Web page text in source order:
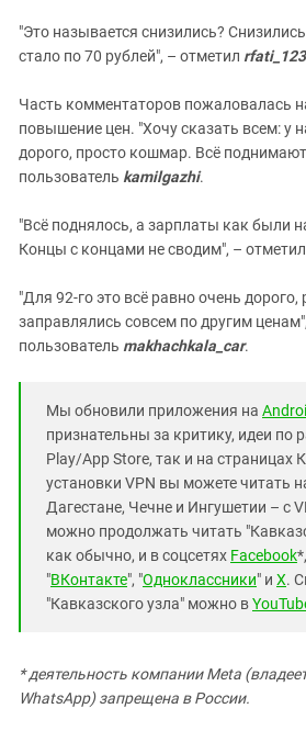
"Это называется снизились?
стало по 70 рублей", – отметил rfati_123
Часть комментаторов пожаловалась
повышение цен. "Хочу сказать всем: у
дорого, просто кошмар. Всё
пользователь kamilgazhi.
"Всё поднялось, а зарплаты как были
Концы с концами не сводим", – отметил
"Для 92-го это всё равно очень
заправлялись совсем по другим
пользователь makhachkala_car.
Мы обновили приложения на
признательны за критику, идеи по
Play/App Store, так и на страницах
установки VPN вы можете читать
Дагестане, Чечне и Ингушетии – с
можно продолжать читать
как обычно, и в соцсетях Facebook*,
"ВКонтакте", "Одноклассники" и X.
"Кавказского узла" можно в
* деятельность компании Meta
WhatsApp) запрещена в России.